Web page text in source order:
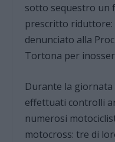
sotto sequestro un
prescritto
denunciato alla
Tortona per
Durante la
effettuati controlli
numerosi
motocross: tre di